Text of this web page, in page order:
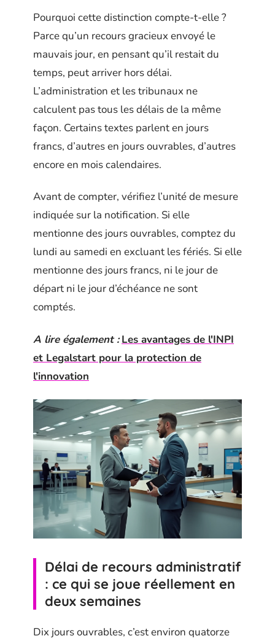
Pourquoi cette distinction compte-t-elle ?
Parce qu’un recours gracieux envoyé le
mauvais jour, en pensant qu’il restait du
temps, peut arriver hors délai.
L’administration et les tribunaux ne
calculent pas tous les délais de la même
façon. Certains textes parlent en jours
francs, d’autres en jours ouvrables, d’autres
encore en mois calendaires.
Avant de compter, vérifiez l’unité de mesure
indiquée sur la notification. Si elle
mentionne des jours ouvrables, comptez du
lundi au samedi en excluant les fériés. Si elle
mentionne des jours francs, ni le jour de
départ ni le jour d’échéance ne sont
comptés.
A lire également : Les avantages de l'INPI
et Legalstart pour la protection de
l'innovation
Délai de recours administratif
: ce qui se joue réellement en
deux semaines
Dix jours ouvrables, c’est environ quatorze